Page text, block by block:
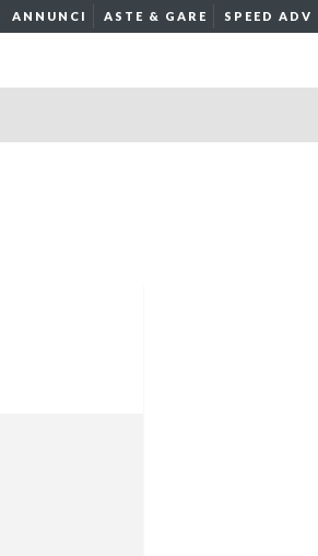
ANNUNCI ASTE & GARE SPEED ADV